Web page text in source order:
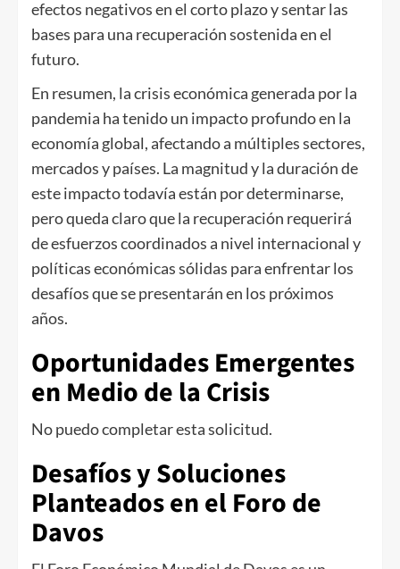
efectos negativos en el corto plazo y sentar las
bases para una recuperación sostenida en el
futuro.
En resumen, la crisis económica generada por la
pandemia ha tenido un impacto profundo en la
economía global, afectando a múltiples sectores,
mercados y países. La magnitud y la duración de
este impacto todavía están por determinarse,
pero queda claro que la recuperación requerirá
de esfuerzos coordinados a nivel internacional y
políticas económicas sólidas para enfrentar los
desafíos que se presentarán en los próximos
años.
Oportunidades Emergentes
en Medio de la Crisis
No puedo completar esta solicitud.
Desafíos y Soluciones
Planteados en el Foro de
Davos